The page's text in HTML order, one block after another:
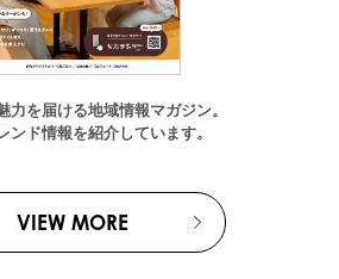
力を届ける地域情報マガジン。
ンド情報を紹介しています。
VIEW MORE